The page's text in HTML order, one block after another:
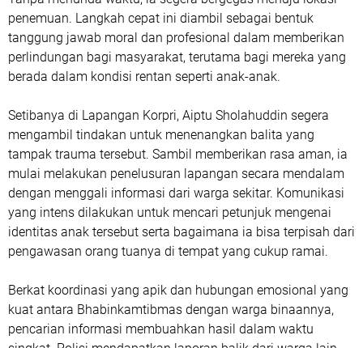
penemuan. Langkah cepat ini diambil sebagai bentuk
tanggung jawab moral dan profesional dalam memberikan
perlindungan bagi masyarakat, terutama bagi mereka yang
berada dalam kondisi rentan seperti anak-anak.
Setibanya di Lapangan Korpri, Aiptu Sholahuddin segera
mengambil tindakan untuk menenangkan balita yang
tampak trauma tersebut. Sambil memberikan rasa aman, ia
mulai melakukan penelusuran lapangan secara mendalam
dengan menggali informasi dari warga sekitar. Komunikasi
yang intens dilakukan untuk mencari petunjuk mengenai
identitas anak tersebut serta bagaimana ia bisa terpisah dari
pengawasan orang tuanya di tempat yang cukup ramai.
Berkat koordinasi yang apik dan hubungan emosional yang
kuat antara Bhabinkamtibmas dengan warga binaannya,
pencarian informasi membuahkan hasil dalam waktu